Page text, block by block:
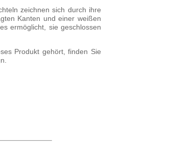
zeichnen sich durch ihre
Kanten und einer weißen
ermöglicht, sie geschlossen
Produkt gehört, finden Sie